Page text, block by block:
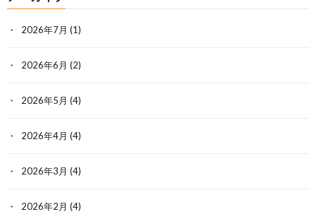
2026年7月 (1)
2026年6月 (2)
2026年5月 (4)
2026年4月 (4)
2026年3月 (4)
2026年2月 (4)